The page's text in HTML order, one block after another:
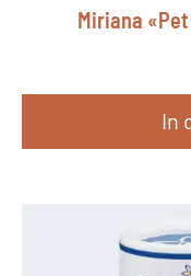
Miriana
In